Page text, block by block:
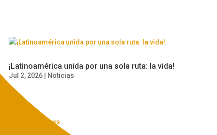
¡Latinoamérica unida por una sola ruta: la vida!
Jul 2, 2026 Noticias
« Ver Anteriores